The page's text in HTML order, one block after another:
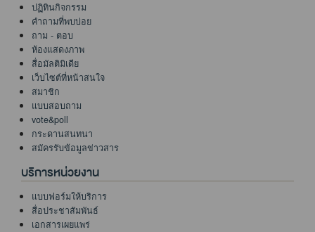
ปฏิทินกิจกรรม
คำถามที่พบบ่อย
ถาม - ตอบ
ห้องแสดงภาพ
สื่อมัลติมิเดีย
เว็บไซต์ที่หน้าสนใจ
สมาชิก
แบบสอบถาม
vote&poll
กระดานสนทนา
สมัครรับข้อมูลข่าวสาร
บริการหน่วยงาน
แบบฟอร์มให้บริการ
สื่อประชาสัมพันธ์
เอกสารเผยแพร่